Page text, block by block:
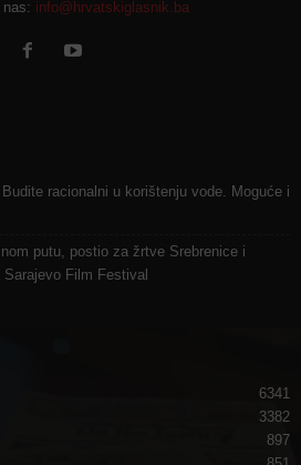
info@hrvatskiglasnik.ba
racionalni u korištenju vode. Moguće i
putu, postio za žrtve Srebrenice i
Film Festival
6341
3382
897